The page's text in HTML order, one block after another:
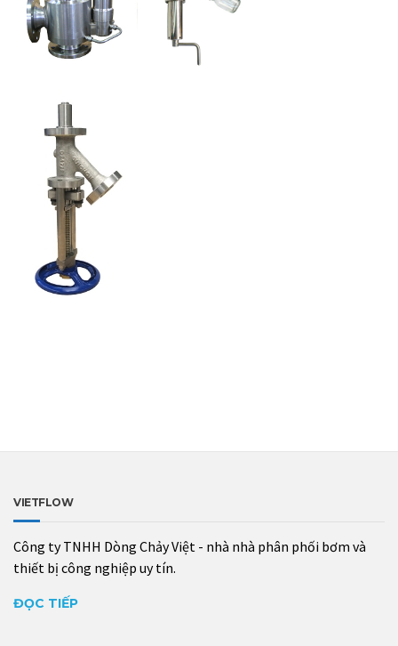
VIETFLOW
Công ty TNHH Dòng Chảy Việt - nhà nhà phân phối bơm và
thiết bị công nghiệp uy tín.
ĐỌC TIẾP